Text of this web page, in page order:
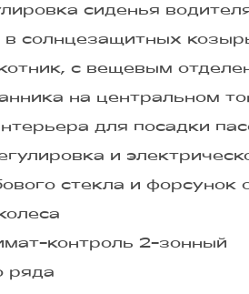
сиденья
солнцезащитных
с вещевым
на центральном
для посадки
и
стекла и форсунок
контроль 2-зонный
ряда